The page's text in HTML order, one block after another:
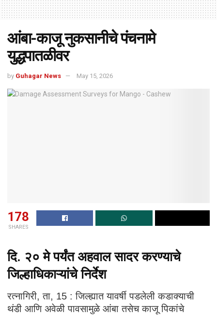
आंबा-काजू नुकसानीचे पंचनामे
युद्धपातळीवर
by Guhagar News May 15, 2026
178
SHARES
दि. २० मे पर्यंत अहवाल सादर करण्याचे
जिल्हाधिकाऱ्यांचे निर्देश
​रत्नागिरी, ता, 15 : जिल्ह्यात यावर्षी पडलेली कडाक्याची
थंडी आणि अवेळी पावसामुळे आंबा तसेच काजू पिकांचे